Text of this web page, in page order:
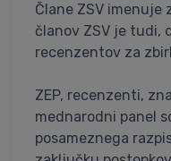
Člane ZSV imenuje
članov ZSV je tudi,
recenzentov za
ZEP, recenzenti,
mednarodni panel
posameznega